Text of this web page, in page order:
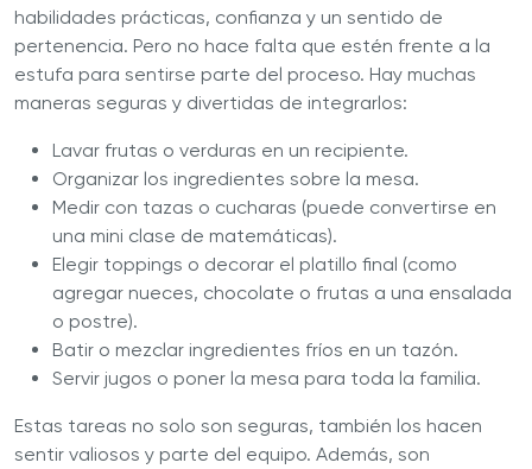
habilidades prácticas, confianza y un sentido de
pertenencia. Pero no hace falta que estén frente a la
estufa para sentirse parte del proceso. Hay muchas
maneras seguras y divertidas de integrarlos:
Lavar frutas o verduras en un recipiente.
Organizar los ingredientes sobre la mesa.
Medir con tazas o cucharas (puede convertirse en
una mini clase de matemáticas).
Elegir toppings o decorar el platillo final (como
agregar nueces, chocolate o frutas a una ensalada
o postre).
Batir o mezclar ingredientes fríos en un tazón.
Servir jugos o poner la mesa para toda la familia.
Estas tareas no solo son seguras, también los hacen
sentir valiosos y parte del equipo. Además, son